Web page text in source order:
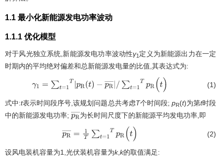
1.1 最小化新能源发电功率波动
1.1.1 优化模型
对于风光独立系统,新能源发电功率波动性γ1定义为新能源出力在一定
时期内的平均绝对偏差和总新能源发电量的比值,其表达式为:
γ1 =∑ =1TpR t)-pR¯ ∑t =1Tp R(t) (1)
式中:t表示时间段序号,该规划问题总共考虑T个时间段; pR(t)为第t时段
中的新能源发电功率; pR¯
为长时间尺度下的新能源平均发电功率,即
pR ¯=1T∑t=1Tp R(t) (2)
设风电装机容量为1,光伏装机容量为k,k的取值满足: